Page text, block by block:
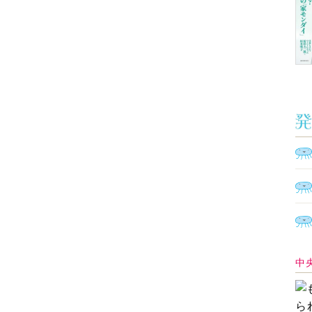
Ａ
く
催
型
ヤ
モ
あ
教